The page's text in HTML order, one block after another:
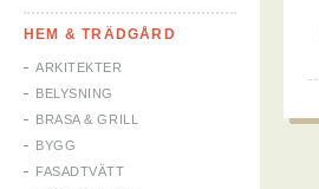
HEM & TRÄDGÅRD
ARKITEKTER
BELYSNING
BRASA & GRILL
BYGG
FASADTVÄTT